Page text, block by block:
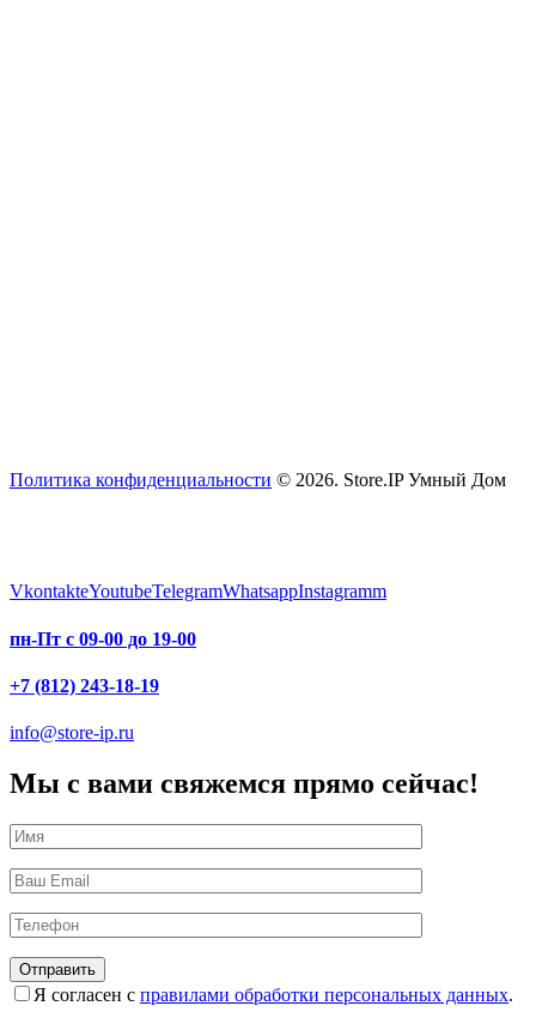
Политика конфиденциальности © 2026. Store.IP Умный Дом
VkontakteYoutubeTelegramWhatsappInstagramm
пн-Пт с 09-00 до 19-00
+7 (812) 243-18-19
info@store-ip.ru
Мы с вами свяжемся прямо сейчас!
Я согласен с правилами обработки персональных данных.